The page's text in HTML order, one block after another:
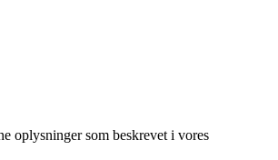
oplysninger som beskrevet i vores